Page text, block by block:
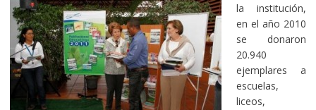
la institución,
en el año 2010
se donaron
20.940
ejemplares a
escuelas,
liceos,